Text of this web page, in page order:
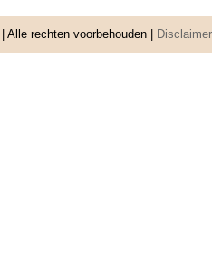
| Alle rechten voorbehouden | Disclaimer